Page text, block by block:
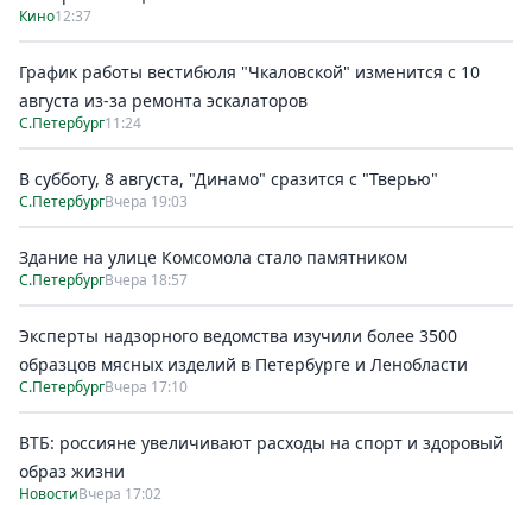
Кино12:37
График работы вестибюля "Чкаловской" изменится с 10
августа из-за ремонта эскалаторов
С.Петербург11:24
В субботу, 8 августа, "Динамо" сразится с "Тверью"
С.ПетербургВчера 19:03
Здание на улице Комсомола стало памятником
С.ПетербургВчера 18:57
Эксперты надзорного ведомства изучили более 3500
образцов мясных изделий в Петербурге и Ленобласти
С.ПетербургВчера 17:10
ВТБ: россияне увеличивают расходы на спорт и здоровый
образ жизни
НовостиВчера 17:02